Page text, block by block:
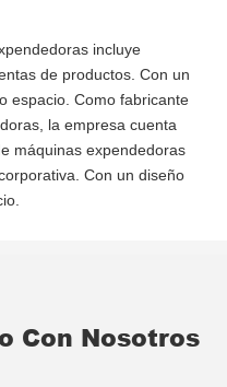
incluye
de productos. Con un
espacio. Como fabricante
la empresa cuenta
máquinas expendedoras
Con un diseño
Con Nosotros